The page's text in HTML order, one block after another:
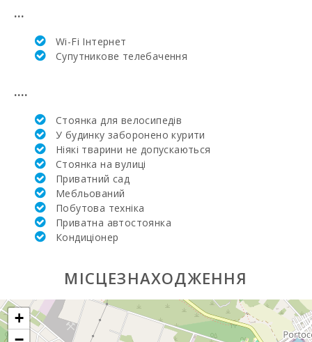
базар у Порто-
Колoм
(вівторок) (км):
Феланіткс
Щотижневий
базар в Montuiri
Щотижневий
базар в Алькудії
(вівторок та
неділя) (км):
Щотижневий
(понеділок) (км):
Супермаркет -
Меркадона (км):
...
Wi-Fi Інтернет
Супутникове телебачення
....
Стоянка для велосипедів
У будинку заборонено курити
Ніякі тварини не допускаються
Стоянка на вулиці
Приватний сад
Мебльований
Побутова техніка
Приватна автостоянка
Кондиціонер
МІСЦЕЗНАХОДЖЕННЯ
+